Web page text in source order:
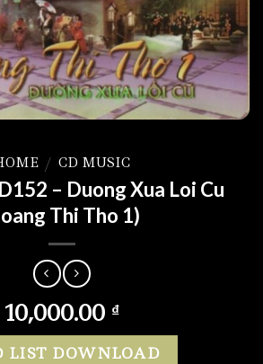
/ CD MUSIC
– Duong Xua Loi Cu
Thi Tho 1)
10,000.00 ₫
LIST DOWNLOAD